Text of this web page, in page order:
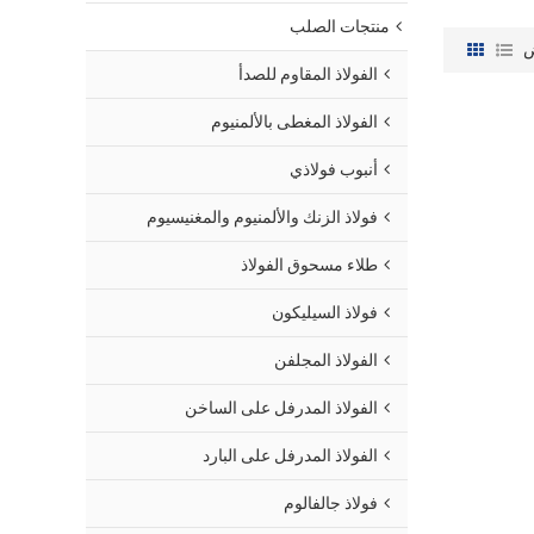
منتجات الصلب
الفولاذ المقاوم للصدأ
الفولاذ المغطى بالألمنيوم
أنبوب فولاذي
فولاذ الزنك والألمنيوم والمغنيسيوم
طلاء مسحوق الفولاذ
فولاذ السيليكون
الفولاذ المجلفن
الفولاذ المدرفل على الساخن
الفولاذ المدرفل على البارد
فولاذ جالفالوم